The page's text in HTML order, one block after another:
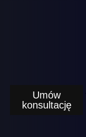
Umów
konsultację